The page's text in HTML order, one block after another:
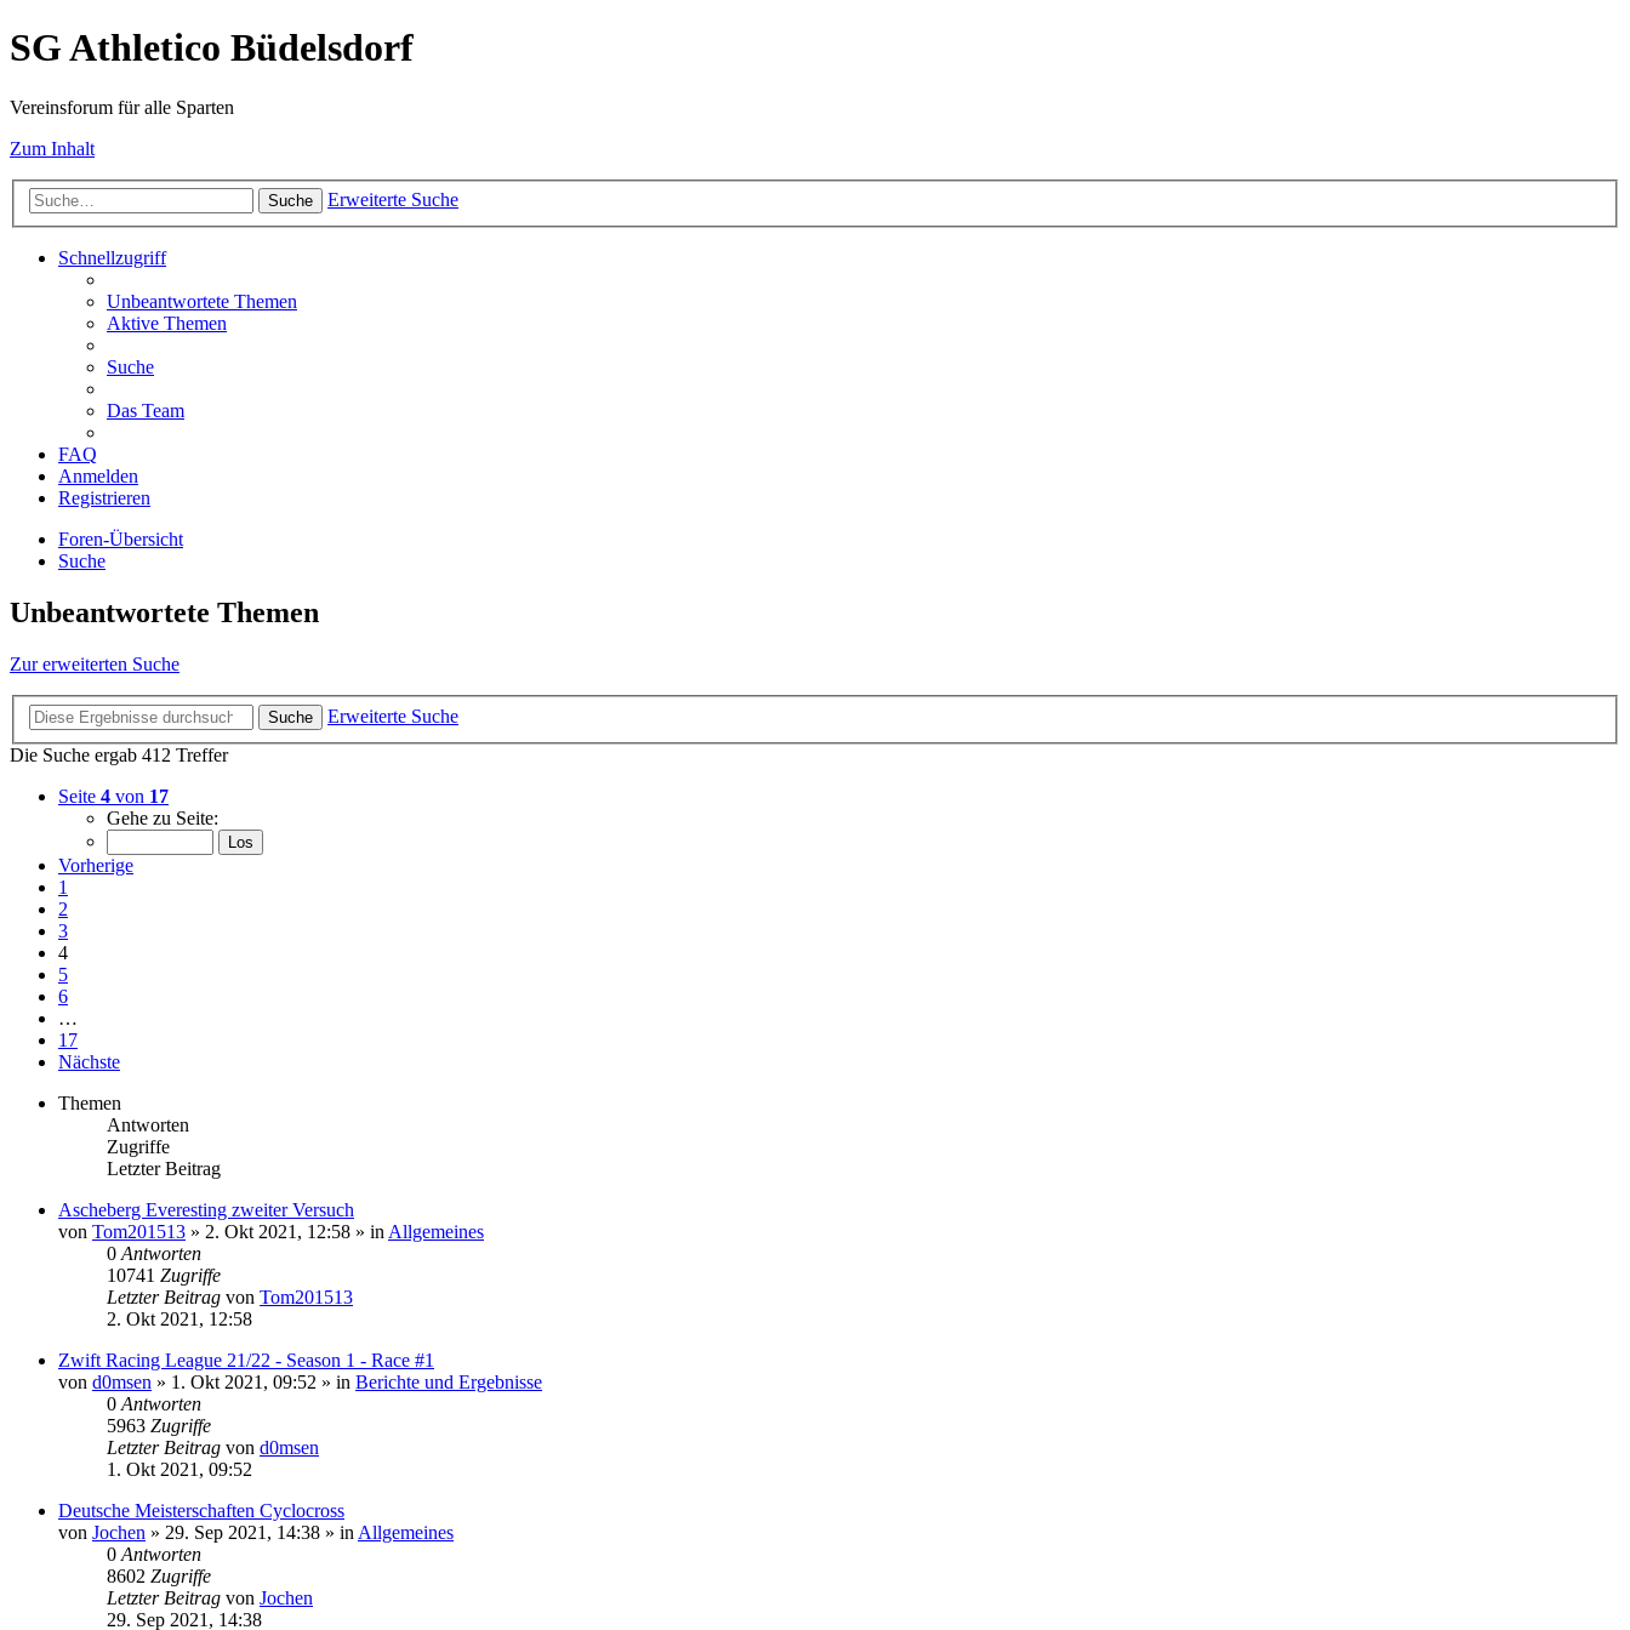
SG Athletico Büdelsdorf
Vereinsforum für alle Sparten
Zum Inhalt
Suche Erweiterte Suche
Schnellzugriff
Unbeantwortete Themen
Aktive Themen
Suche
Das Team
FAQ
Anmelden
Registrieren
Foren-Übersicht
Suche
Unbeantwortete Themen
Zur erweiterten Suche
Suche
Erweiterte Suche
Die Suche ergab 412 Treffer
Seite 4 von 17
Gehe zu Seite:
Vorherige
1
2
3
4
5
6
…
17
Nächste
Themen
Antworten
Zugriffe
Letzter Beitrag
Ascheberg Everesting zweiter Versuch
von Tom201513 » 2. Okt 2021, 12:58 » in Allgemeines
0 Antworten
10741 Zugriffe
Letzter Beitrag von Tom201513
2. Okt 2021, 12:58
Zwift Racing League 21/22 - Season 1 - Race #1
von d0msen » 1. Okt 2021, 09:52 » in Berichte und Ergebnisse
0 Antworten
5963 Zugriffe
Letzter Beitrag von d0msen
1. Okt 2021, 09:52
Deutsche Meisterschaften Cyclocross
von Jochen » 29. Sep 2021, 14:38 » in Allgemeines
0 Antworten
8602 Zugriffe
Letzter Beitrag von Jochen
29. Sep 2021, 14:38